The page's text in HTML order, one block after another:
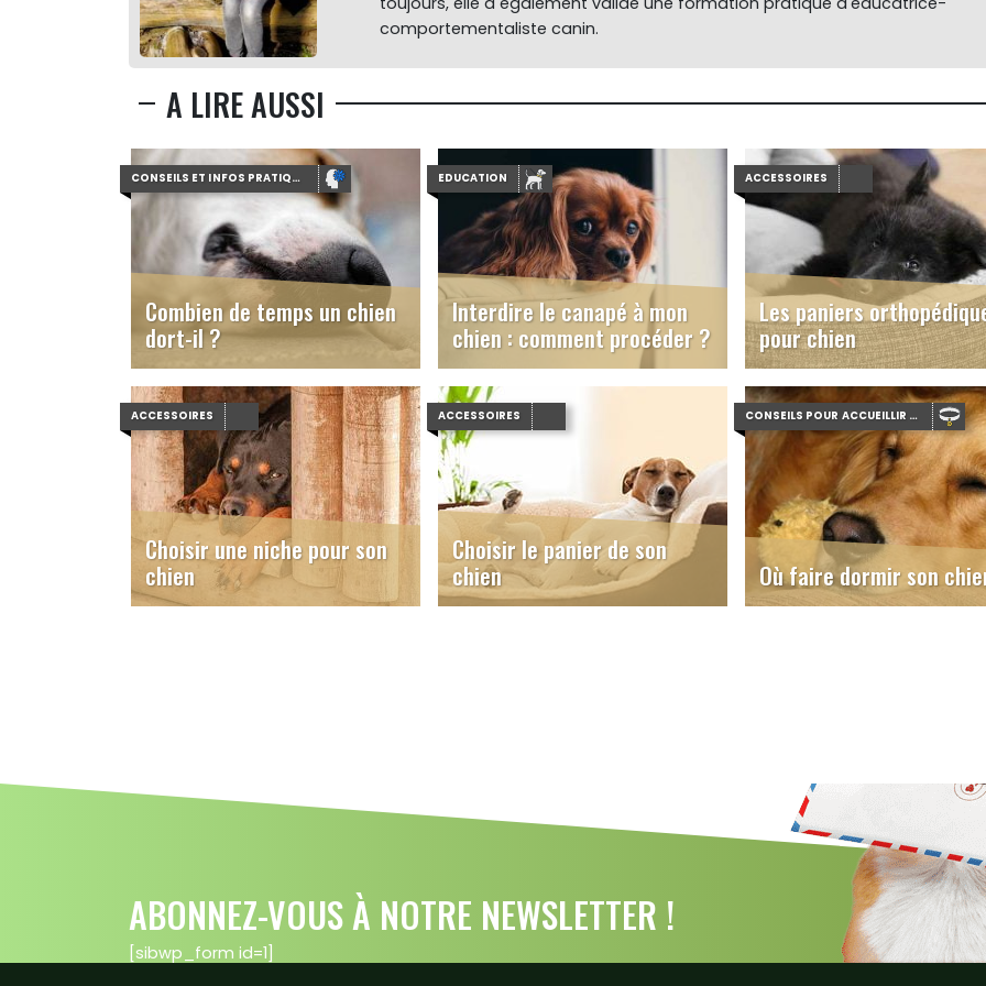
comportementaliste canin.
A LIRE AUSSI
CONSEILS ET INFOS PRATIQUES
Combien de temps un chien
dort-il ?
EDUCATION
Interdire le canapé à mon
chien : comment procéder ?
ACCESSOIRES
Les paniers
pour chien
ACCESSOIRES
Choisir une niche pour son
chien
ACCESSOIRES
Choisir le panier de son
chien
CONSEILS POUR ACCUEILLIR UN CHIEN
Où faire dormir son
ABONNEZ-VOUS À NOTRE NEWSLETTER !
[sibwp_form id=1]